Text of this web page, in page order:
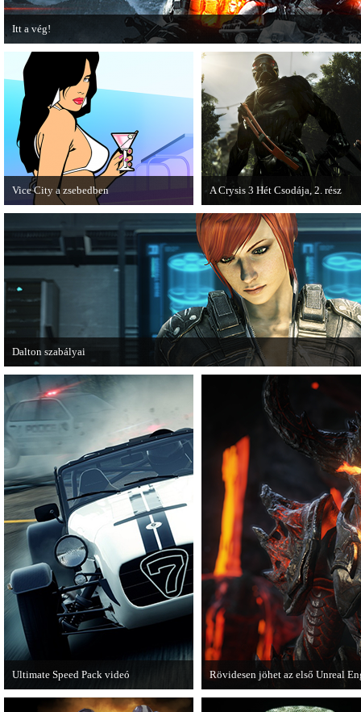
Itt a vég!
Hamarosan minden infó kiderül a Battlefield 3 utolsó, End Game
Vice City a zsebedben
Editionről készített tesztet a PC Guru.
A Crysis 3 Hét Csodája, 2. rész
Megjelent a Crysis 3 videosorozat
második része, amely a The Hunt
kapta.
Dalton szabályai
Új videóval jelentkezik az Insomniac Games játéka, a Fuse.
Ultimate Speed Pack videó
Már elérhető a Need for Speed Most
Rövidesen jöhet az első Unreal
A Zombie Studios készölő játéka